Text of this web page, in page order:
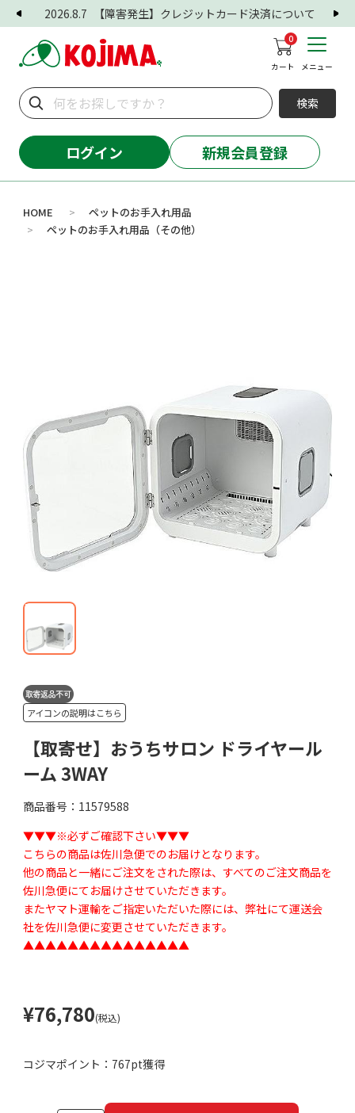
2026.8.7 【障害発生】クレジットカード決済について
0
カート メニュー
検索
ログイン 新規会員登録
HOME > ペットのお手入れ用品
> ペットのお手入れ用品（その他）
アイコンの説明はこちら
【取寄せ】おうちサロン ドライヤール
ーム 3WAY
商品番号：11579588
▼▼▼※必ずご確認下さい▼▼▼
こちらの商品は佐川急便でのお届けとなります。
他の商品と一緒にご注文をされた際は、すべてのご注文商品を
佐川急便にてお届けさせていただきます。
またヤマト運輸をご指定いただいた際には、弊社にて運送会
社を佐川急便に変更させていただきます。
▲▲▲▲▲▲▲▲▲▲▲▲▲▲▲
¥76,780(税込)
コジマポイント： 767pt獲得